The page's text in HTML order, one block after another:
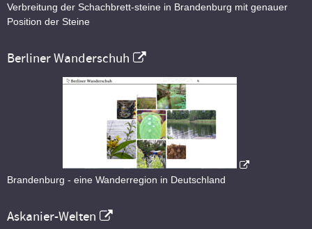
Verbreitung der Schachbrett-steine in Brandenburg mit genauer
Position der Steine
Berliner Wanderschuh
Brandenburg - eine Wanderregion in Deutschland
Askanier-Welten